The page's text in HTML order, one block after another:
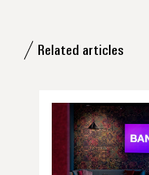
Related articles